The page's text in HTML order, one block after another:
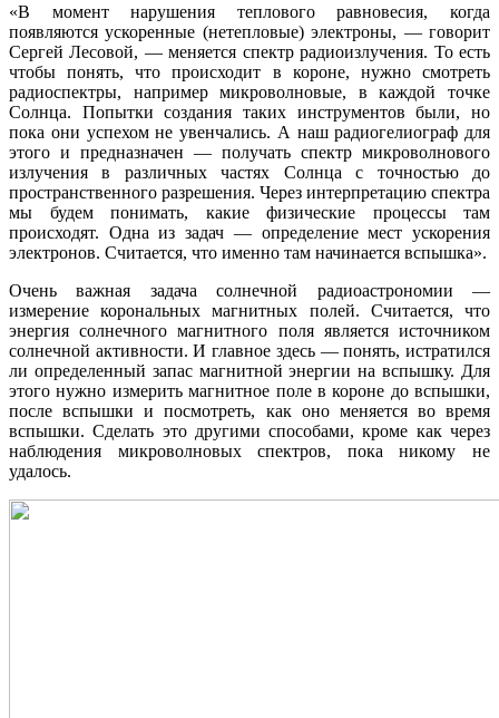
«В момент нарушения теплового равновесия, когда
появляются ускоренные (нетепловые) электроны, — говорит
Сергей Лесовой, — меняется спектр радиоизлучения. То есть
чтобы понять, что происходит в короне, нужно смотреть
радиоспектры, например микроволновые, в каждой точке
Солнца. Попытки создания таких инструментов были, но
пока они успехом не увенчались. А наш радиогелиограф для
этого и предназначен — получать спектр микроволнового
излучения в различных частях Солнца с точностью до
пространственного разрешения. Через интерпретацию спектра
мы будем понимать, какие физические процессы там
происходят. Одна из задач — определение мест ускорения
электронов. Считается, что именно там начинается вспышка».
Очень важная задача солнечной радиоастрономии —
измерение корональных магнитных полей. Считается, что
энергия солнечного магнитного поля является источником
солнечной активности. И главное здесь — понять, истратился
ли определенный запас магнитной энергии на вспышку. Для
этого нужно измерить магнитное поле в короне до вспышки,
после вспышки и посмотреть, как оно меняется во время
вспышки. Сделать это другими способами, кроме как через
наблюдения микроволновых спектров, пока никому не
удалось.